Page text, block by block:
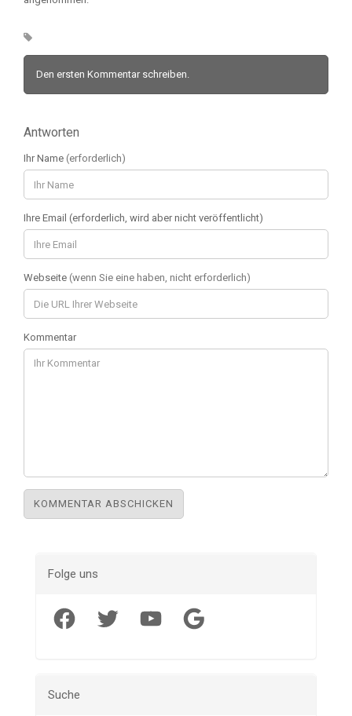
Den ersten Kommentar schreiben.
Antworten
Ihr Name (erforderlich)
Ihre Email (erforderlich, wird aber nicht veröffentlicht)
Webseite (wenn Sie eine haben, nicht erforderlich)
Kommentar
Folge uns
Facebook Twitter YouTube Google
Suche